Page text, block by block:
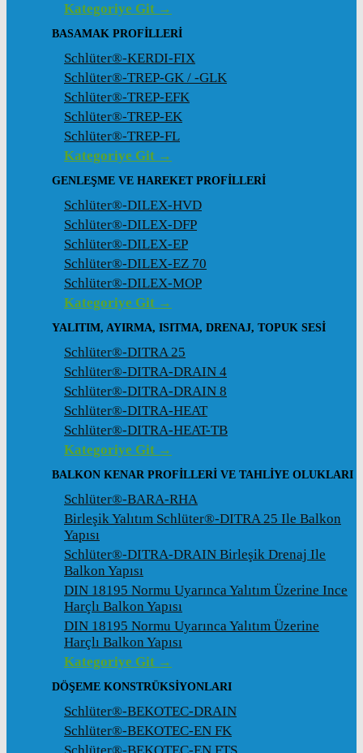
Kategoriye Git →
BASAMAK PROFILLERI
Schlüter®-KERDI-FIX
Schlüter®-TREP-GK / -GLK
Schlüter®-TREP-EFK
Schlüter®-TREP-EK
Schlüter®-TREP-FL
Kategoriye Git →
GENLEŞME VE HAREKET PROFILLERI
Schlüter®-DILEX-HVD
Schlüter®-DILEX-DFP
Schlüter®-DILEX-EP
Schlüter®-DILEX-EZ 70
Schlüter®-DILEX-MOP
Kategoriye Git →
YALITIM, AYIRMA, ISITMA, DRENAJ, TOPUK SESI
Schlüter®-DITRA 25
Schlüter®-DITRA-DRAIN 4
Schlüter®-DITRA-DRAIN 8
Schlüter®-DITRA-HEAT
Schlüter®-DITRA-HEAT-TB
Kategoriye Git →
BALKON KENAR PROFILLERI VE TAHLIYE OLUKLARI
Schlüter®-BARA-RHA
Birleşik Yalıtım Schlüter®-DITRA 25 Ile Balkon
Yapısı
Schlüter®-DITRA-DRAIN Birleşik Drenaj Ile
Balkon Yapısı
DIN 18195 Normu Uyarınca Yalıtım Üzerine Ince
Harçlı Balkon Yapısı
DIN 18195 Normu Uyarınca Yalıtım Üzerine
Harçlı Balkon Yapısı
Kategoriye Git →
DÖŞEME KONSTRÜKSIYONLARI
Schlüter®-BEKOTEC-DRAIN
Schlüter®-BEKOTEC-EN FK